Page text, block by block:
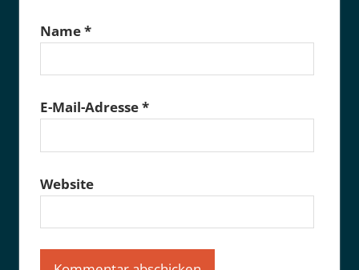
Name*
E-Mail-Adresse*
Website